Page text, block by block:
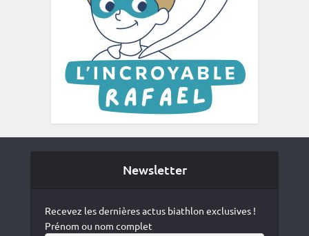
Newsletter
Recevez les dernières actus biathlon exclusives !
Prénom ou nom complet